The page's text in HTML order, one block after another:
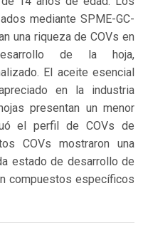
mediante SPME-GC-
una riqueza de COVs en
de la hoja,
El aceite esencial
en la industria
presentan un menor
el perfil de COVs de
COVs mostraron una
estado de desarrollo de
compuestos específicos